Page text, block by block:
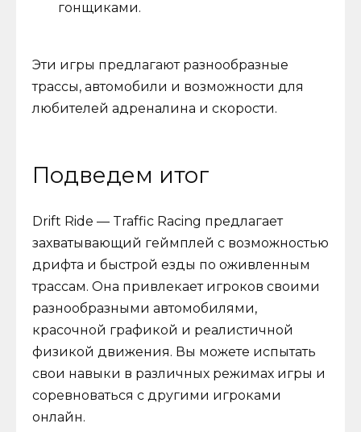
гонщиками.
Эти игры предлагают разнообразные
трассы, автомобили и возможности для
любителей адреналина и скорости.
Подведем итог
Drift Ride — Traffic Racing предлагает
захватывающий геймплей с возможностью
дрифта и быстрой езды по оживленным
трассам. Она привлекает игроков своими
разнообразными автомобилями,
красочной графикой и реалистичной
физикой движения. Вы можете испытать
свои навыки в различных режимах игры и
соревноваться с другими игроками
онлайн.